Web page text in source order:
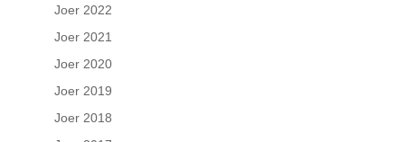
Joer 2022
Joer 2021
Joer 2020
Joer 2019
Joer 2018